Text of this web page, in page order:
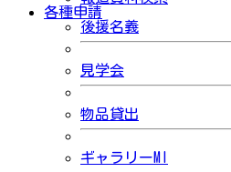
各種申請
後援名義
見学会
物品貸出
ギャラリーMI